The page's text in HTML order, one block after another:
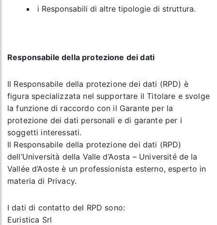
i Responsabili di altre tipologie di struttura.
Responsabile della protezione dei dati
Il Responsabile della protezione dei dati (RPD) è
figura specializzata nel supportare il Titolare e svolge
la funzione di raccordo con il Garante per la
protezione dei dati personali e di garante per i
soggetti interessati.
Il Responsabile della protezione dei dati (RPD)
dell’Università della Valle d’Aosta – Université de la
Vallée d’Aoste è un professionista esterno, esperto in
materia di Privacy.
I dati di contatto del RPD sono:
Euristica Srl